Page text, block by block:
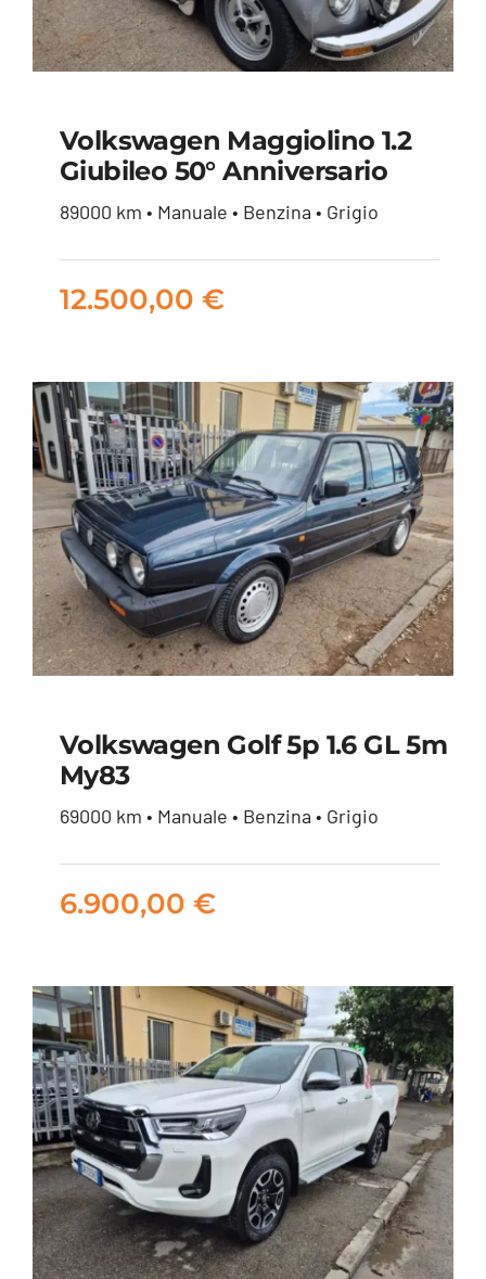
Volkswagen
Maggiolino 1.2
Anniversario
Volkswagen Maggiolino 1.2
Giubileo 50° Anniversario
89000 km • Manuale • Benzina • Grigio
12.500,00 €
Volkswagen Golf 5p
6.900,00
Volkswagen Golf 5p 1.6 GL 5m
My83
69000 km • Manuale • Benzina • Grigio
6.900,00 €